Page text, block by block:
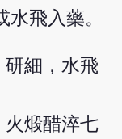
飛入藥。
研細，水飛
火煅醋淬七